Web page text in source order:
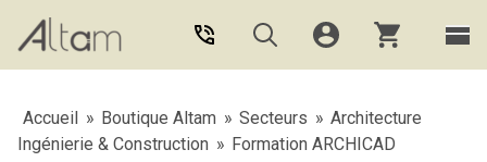
Aller au contenu principal
Accueil » Boutique Altam » Secteurs » Architecture
Ingénierie & Construction » Formation ARCHICAD